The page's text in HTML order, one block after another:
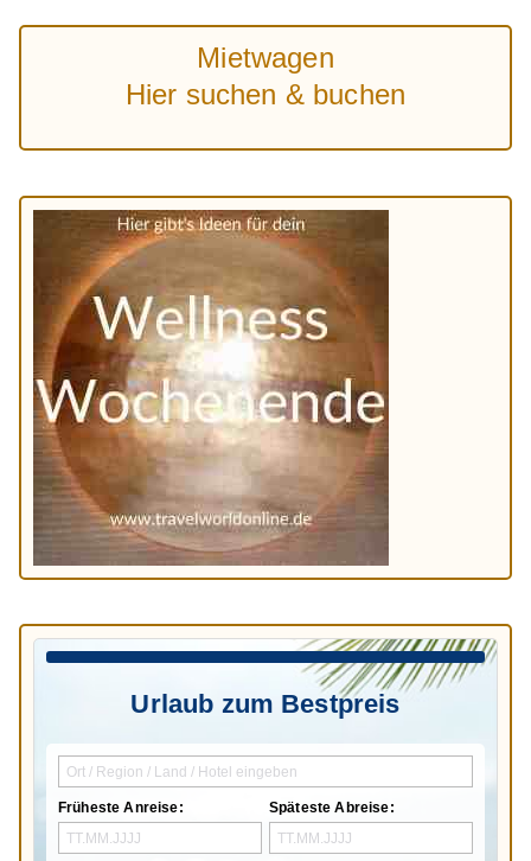
Mietwagen
Hier suchen & buchen
Urlaub zum Bestpreis
Früheste Anreise: Späteste Abreise: